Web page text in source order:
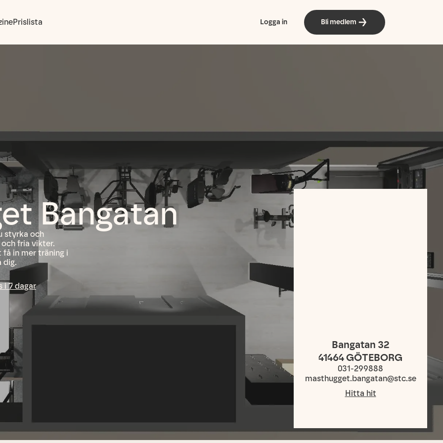
Prislista Logga in Bli medlem
Bangatan
styrka och
fria vikter.
in mer träning i
dig.
i 7 dagar
Bangatan 32
41464GÖTEBORG
031-299888
masthugget.bangatan@stc.se
Hitta hit